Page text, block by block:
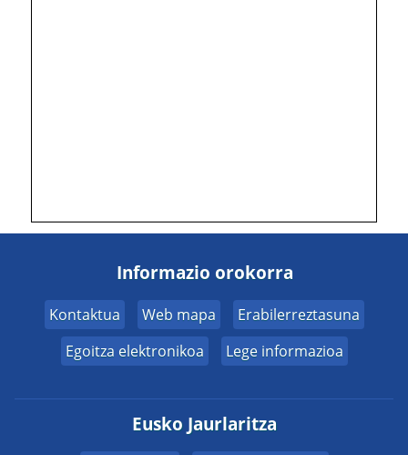
Informazio orokorra
Kontaktua Web mapa
Erabilerreztasuna
Egoitza elektronikoa
Lege informazioa
Eusko Jaurlaritza